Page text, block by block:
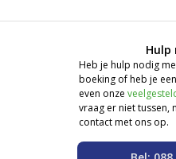
Hulp
Heb je hulp nodig
boeking of heb je
even onze
vraag er niet tussen,
contact met ons op.